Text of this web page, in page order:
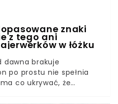
znaki
z tego ani
w łóżku
dawna brakuje
po prostu nie spełnia
co ukrywać, że